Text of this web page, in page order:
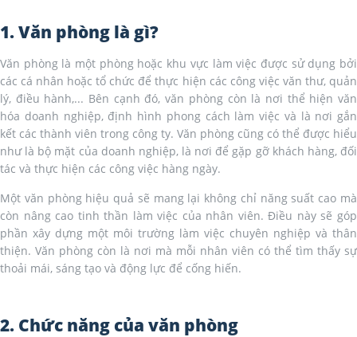
1. Văn phòng là gì?
Văn phòng là một phòng hoặc khu vực làm việc được sử dụng bởi
các cá nhân hoặc tổ chức để thực hiện các công việc văn thư, quản
lý, điều hành,... Bên cạnh đó, văn phòng còn là nơi thể hiện văn
hóa doanh nghiệp, định hình phong cách làm việc và là nơi gắn
kết các thành viên trong công ty. Văn phòng cũng có thể được hiểu
như là bộ mặt của doanh nghiệp, là nơi để gặp gỡ khách hàng, đối
tác và thực hiện các công việc hàng ngày.
Một văn phòng hiệu quả sẽ mang lại không chỉ năng suất cao mà
còn nâng cao tinh thần làm việc của nhân viên. Điều này sẽ góp
phần xây dựng một môi trường làm việc chuyên nghiệp và thân
thiện. Văn phòng còn là nơi mà mỗi nhân viên có thể tìm thấy sự
thoải mái, sáng tạo và động lực để cống hiến.
2. Chức năng của văn phòng